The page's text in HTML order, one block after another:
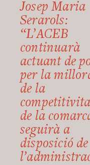
Josep Maria
Serarols:
“L’ACEB
continuarà
actuant de
per la
de la
de la
seguirà a
disposició de